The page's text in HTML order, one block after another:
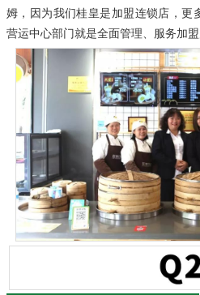
姆， 因为我们桂皇是加盟连锁店，更
营运中心部门就是全面管理、服务加盟